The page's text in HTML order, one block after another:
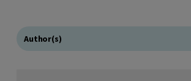
Author(s)